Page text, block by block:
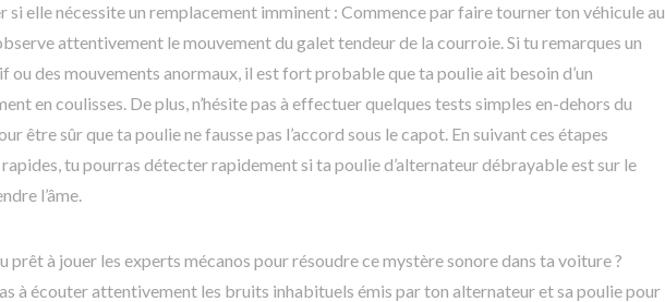
si elle nécessite un remplacement imminent : Commence par faire tourner ton véhicule au
attentivement le mouvement du galet tendeur de la courroie. Si tu remarques un
ou des mouvements anormaux, il est fort probable que ta poulie ait besoin d’un
en coulisses. De plus, n’hésite pas à effectuer quelques tests simples en-dehors du
être sûr que ta poulie ne fausse pas l’accord sous le capot. En suivant ces étapes
tu pourras détecter rapidement si ta poulie d’alternateur débrayable est sur le
l’âme.
prêt à jouer les experts mécanos pour résoudre ce mystère sonore dans ta voiture ?
à écouter attentivement les bruits inhabituels émis par ton alternateur et sa poulie pour